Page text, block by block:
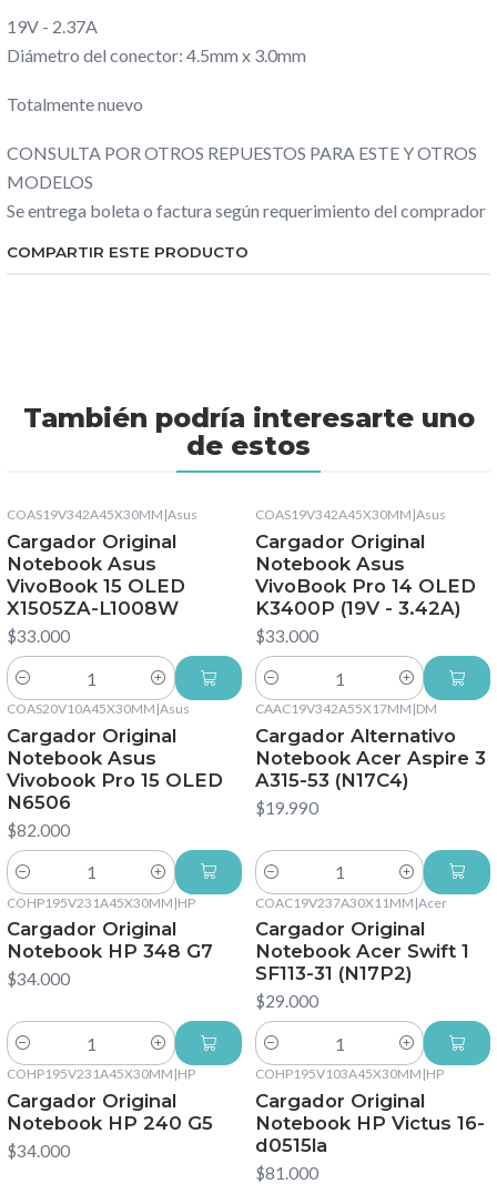
19V - 2.37A
Diámetro del conector: 4.5mm x 3.0mm
Totalmente nuevo
CONSULTA POR OTROS REPUESTOS PARA ESTE Y OTROS
MODELOS
Se entrega boleta o factura según requerimiento del comprador
COMPARTIR ESTE PRODUCTO
También podría interesarte uno
de estos
COAS19V342A45X30MM |Asus
Cargador Original
Notebook Asus
VivoBook 15 OLED
X1505ZA-L1008W
$33.000
Cantidad
COAS19V342A45X30MM |Asus
Cargador Original
Notebook Asus
VivoBook Pro 14 OLED
K3400P (19V - 3.42A)
$33.000
Cantidad
COAS20V10A45X30MM |Asus
Cargador Original
Notebook Asus
Vivobook Pro 15 OLED
N6506
$82.000
Cantidad
CAAC19V342A55X17MM |DM
Cargador Alternativo
Notebook Acer Aspire 3
A315-53 (N17C4)
$19.990
Cantidad
COHP195V231A45X30MM |HP
Cargador Original
Notebook HP 348 G7
$34.000
Cantidad
COAC19V237A30X11MM |Acer
Cargador Original
Notebook Acer Swift 1
SF113-31 (N17P2)
$29.000
Cantidad
COHP195V231A45X30MM |HP
Cargador Original
Notebook HP 240 G5
$34.000
COHP195V103A45X30MM |HP
Cargador Original
Notebook HP Victus 16-
d0515la
$81.000